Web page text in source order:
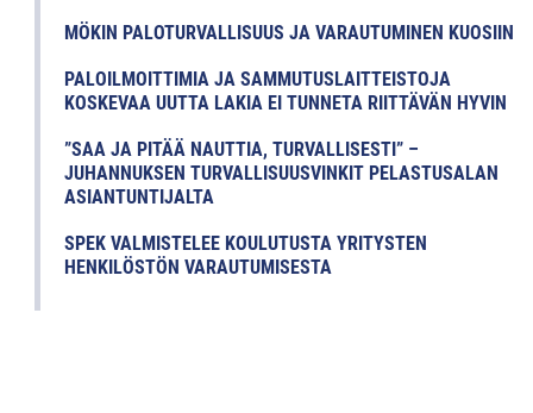
MÖKIN PALOTURVALLISUUS JA VARAUTUMINEN KUOSIIN
PALOILMOITTIMIA JA SAMMUTUSLAITTEISTOJA
KOSKEVAA UUTTA LAKIA EI TUNNETA RIITTÄVÄN HYVIN
”SAA JA PITÄÄ NAUTTIA, TURVALLISESTI” –
JUHANNUKSEN TURVALLISUUSVINKIT PELASTUSALAN
ASIANTUNTIJALTA
SPEK VALMISTELEE KOULUTUSTA YRITYSTEN
HENKILÖSTÖN VARAUTUMISESTA